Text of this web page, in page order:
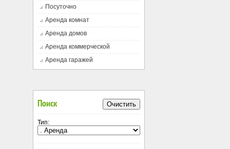
Посуточно
Аренда комнат
Аренда домов
Аренда коммерческой
Аренда гаражей
Поиск Очистить
Тип: